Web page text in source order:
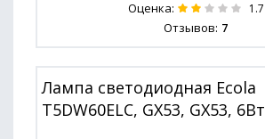
Оценка: 1.7
Отзывов: 7
Лампа светодиодная Ecola
T5DW60ELC, GX53, GX53, 6Вт